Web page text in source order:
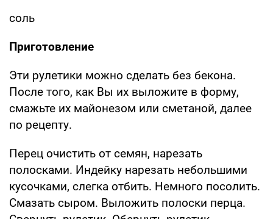
соль
Приготовление
Эти рулетики можно сделать без бекона.
После того, как Вы их выложите в форму,
смажьте их майонезом или сметаной, далее
по рецепту.
Перец очистить от семян, нарезать
полосками. Индейку нарезать небольшими
кусочками, слегка отбить. Немного посолить.
Смазать сыром. Выложить полоски перца.